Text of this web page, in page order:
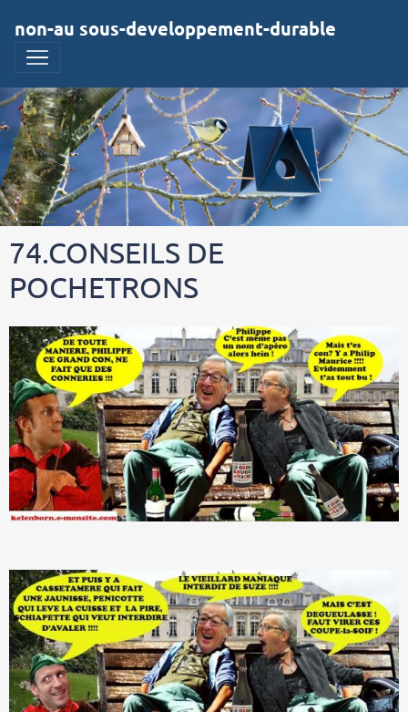
non-au sous-developpement-durable
74.CONSEILS DE
POCHETRONS